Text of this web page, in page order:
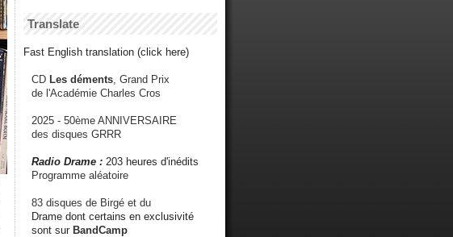
Translate
Fast English translation (click here)
CD Les déments , Grand Prix
de l'Académie Charles Cros
2025 - 50ème ANNIVERSAIRE
des disques GRRR
Radio Drame : 203 heures d'inédits
Programme aléatoire
83 disques de Birgé et du
Drame dont certains en exclusivité
sont sur BandCamp